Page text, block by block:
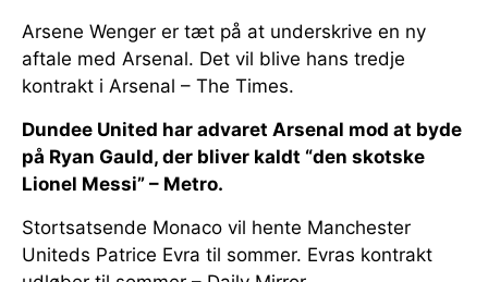
Arsene Wenger er tæt på at underskrive en ny
aftale med Arsenal. Det vil blive hans tredje
kontrakt i Arsenal – The Times.
Dundee United har advaret Arsenal mod at byde
på Ryan Gauld, der bliver kaldt “den skotske
Lionel Messi” – Metro.
Stortsatsende Monaco vil hente Manchester
Uniteds Patrice Evra til sommer. Evras kontrakt